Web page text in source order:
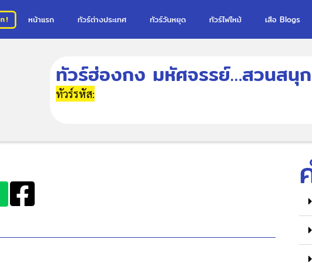
หน้าแรก ทัวร์ต่างประเทศ ทัวร์วันหยุด ทัวร์ไฟไหม้ เสือ Blogs
ทัวร์ฮ่องกง มหัศจรรย์…สวนส
ทัวร์รหัส: